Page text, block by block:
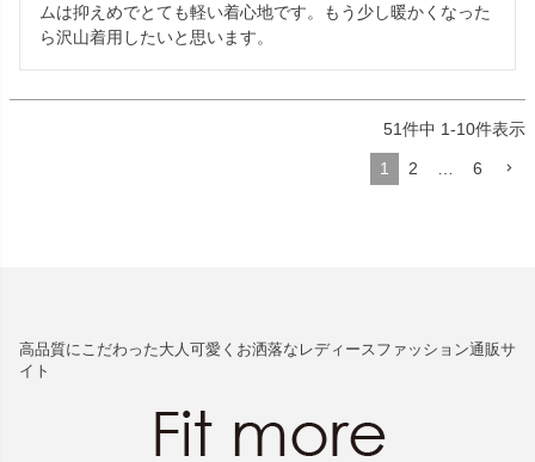
ムは抑えめでとても軽い着心地です。もう少し暖かくなった
ら沢山着用したいと思います。
51件中 1-10件表示
1 2 6
高品質にこだわった大人可愛くお洒落なレディースファッション通販サ
イト